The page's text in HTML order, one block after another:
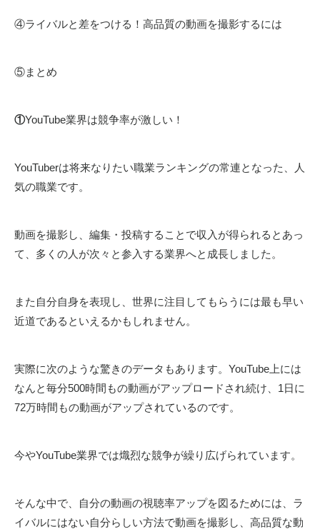
④ライバルと差をつける！高品質の動画を撮影するには
⑤まとめ
①YouTube業界は競争率が激しい！
YouTuberは将来なりたい職業ランキングの常連となった、人
気の職業です。
動画を撮影し、編集・投稿することで収入が得られるとあっ
て、多くの人が次々と参入する業界へと成長しました。
また自分自身を表現し、世界に注目してもらうには最も早い
近道であるといえるかもしれません。
実際に次のような驚きのデータもあります。YouTube上には
なんと毎分500時間もの動画がアップロードされ続け、1日に
72万時間もの動画がアップされているのです。
今やYouTube業界では熾烈な競争が繰り広げられています。
そんな中で、自分の動画の視聴率アップを図るためには、ラ
イバルにはない自分らしい方法で動画を撮影し、高品質な動